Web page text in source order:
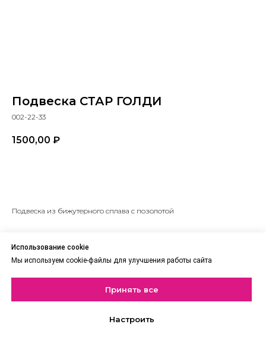
Использование cookie
Мы используем cookie-файлы для улучшения работы сайта
Принять все
Настроить
Подвеска СТАР ГОЛДИ
002-22-33
1500,00 ₽
Подвеска из бижутерного сплава с позолотой